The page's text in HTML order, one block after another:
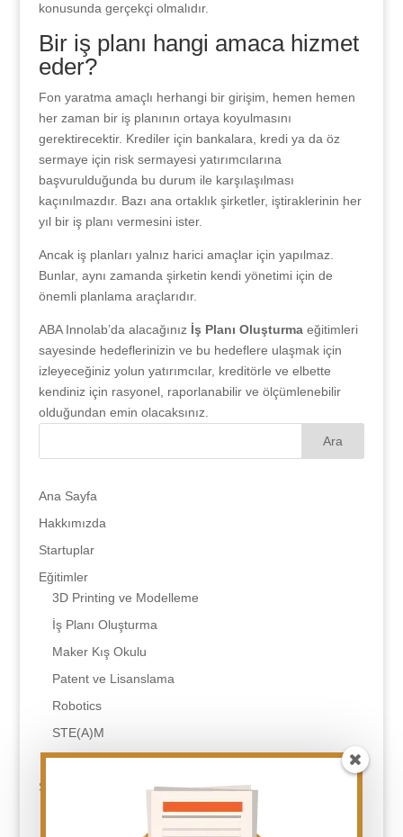
konusunda gerçekçi olmalıdır.
Bir iş planı hangi amaca hizmet
eder?
Fon yaratma amaçlı herhangi bir girişim, hemen hemen
her zaman bir iş planının ortaya koyulmasını
gerektirecektir. Krediler için bankalara, kredi ya da öz
sermaye için risk sermayesi yatırımcılarına
başvurulduğunda bu durum ile karşılaşılması
kaçınılmazdır. Bazı ana ortaklık şirketler, iştiraklerinin her
yıl bir iş planı vermesini ister.
Ancak iş planları yalnız harici amaçlar için yapılmaz.
Bunlar, aynı zamanda şirketin kendi yönetimi için de
önemli planlama araçlarıdır.
ABA Innolab’da alacağınız İş Planı Oluşturmaeğitimleri
sayesinde hedeflerinizin ve bu hedeflere ulaşmak için
izleyeceğiniz yolun yatırımcılar, kreditörle ve elbette
kendiniz için rasyonel, raporlanabilir ve ölçümlenebilir
olduğundan emin olacaksınız.
Ana Sayfa
Hakkımızda
Startuplar
Eğitimler
3D Printing ve Modelleme
İş Planı Oluşturma
Maker Kış Okulu
Patent ve Lisanslama
Robotics
STE(A)M
Tasarım Odaklı Düşünme
SSS
Eğitim Çeşitleriniz Nelerdir?